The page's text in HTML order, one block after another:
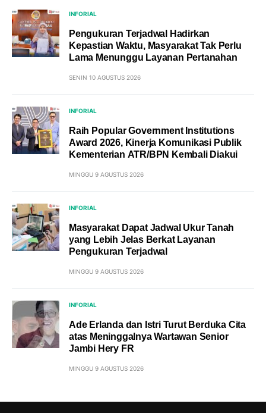
INFORIAL
Pengukuran Terjadwal Hadirkan
Kepastian Waktu, Masyarakat Tak Perlu
Lama Menunggu Layanan Pertanahan
SENIN 10 AGUSTUS 2026
INFORIAL
Raih Popular Government Institutions
Award 2026, Kinerja Komunikasi Publik
Kementerian ATR/BPN Kembali Diakui
MINGGU 9 AGUSTUS 2026
INFORIAL
Masyarakat Dapat Jadwal Ukur Tanah
yang Lebih Jelas Berkat Layanan
Pengukuran Terjadwal
MINGGU 9 AGUSTUS 2026
INFORIAL
Ade Erlanda dan Istri Turut Berduka Cita
atas Meninggalnya Wartawan Senior
Jambi Hery FR
MINGGU 9 AGUSTUS 2026